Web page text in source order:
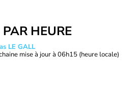
HEURE
LE GALL
mise à jour à 06h15 (heure locale)